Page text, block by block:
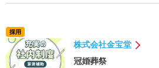
採用
株式会社金宝堂
冠婚葬祭